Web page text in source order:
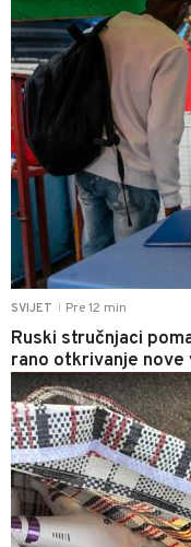
SVIJET Pre 12 min
Ruski stručnjaci
rano otkrivanje